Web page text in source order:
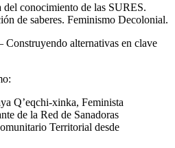
conocimiento de las SURES.
de saberes. Feminismo Decolonial.
Construyendo alternativas en clave
Q’eqchi-xinka, Feminista
de la Red de Sanadoras
Territorial desde